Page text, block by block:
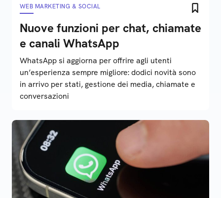
WEB MARKETING & SOCIAL
Nuove funzioni per chat, chiamate
e canali WhatsApp
WhatsApp si aggiorna per offrire agli utenti
un’esperienza sempre migliore: dodici novità sono
in arrivo per stati, gestione dei media, chiamate e
conversazioni